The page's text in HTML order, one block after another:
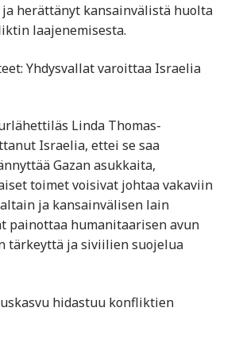
herättänyt kansainvälistä huolta
laajenemisesta.
Yhdysvallat varoittaa Israelia
Linda Thomas-
Israelia, ettei se saa
Gazan asukkaita,
toimet voisivat johtaa vakaviin
ja kansainvälisen lain
painottaa humanitaarisen avun
tärkeyttä ja siviilien suojelua
hidastuu konfliktien